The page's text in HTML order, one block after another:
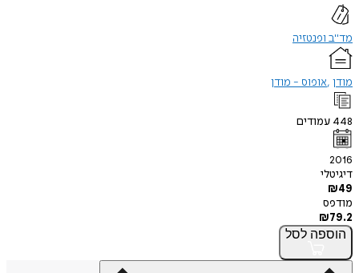
מד"ב ופנטזיה
מודן אופוס - מודן
448 עמודים
2016
דיגיטלי
₪49
מודפס
₪79.2
הוספה לסל